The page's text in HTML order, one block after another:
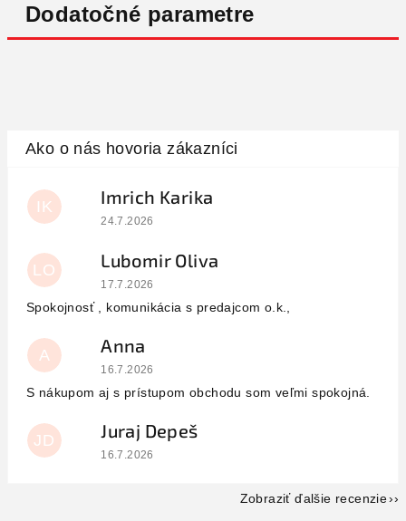
Dodatočné parametre
IK Imrich Karika
Hodnotenie obchodu je 5 z 5 hviezdičiek.
24.7.2026
LO Lubomir Oliva
Hodnotenie obchodu je 5 z 5 hviezdičiek.
17.7.2026
Spokojnosť , komunikácia s predajcom o.k.,
A Anna
Hodnotenie obchodu je 5 z 5 hviezdičiek.
16.7.2026
S nákupom aj s prístupom obchodu som veľmi spokojná.
JD Juraj Depeš
Hodnotenie obchodu je 5 z 5 hviezdičiek.
16.7.2026
Zobraziť ďalšie recenzie